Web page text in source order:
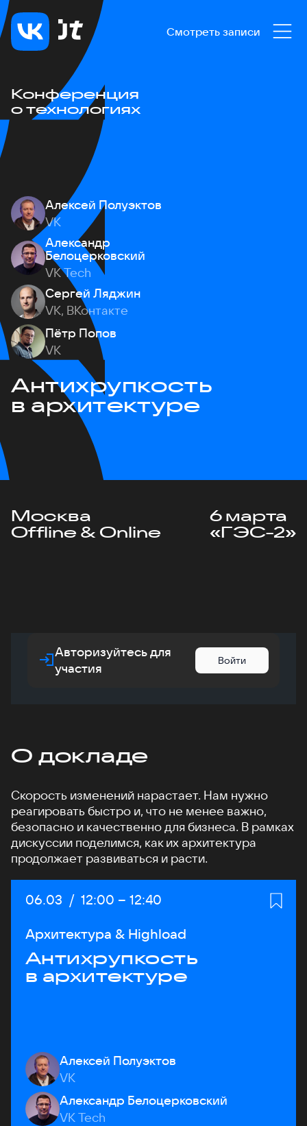
Смотреть записи
Конференция
о технологиях
Алексей Полуэктов
VK
Александр
Белоцерковский
VK Tech
Сергей Ляджин
VK, ВКонтакте
Пётр Попов
VK
Антихрупкость
в архитектуре
Москва
Offline & Online
6 марта
«ГЭС-2»
Авторизуйтесь для
участия
Войти
О докладе
Скорость изменений нарастает. Нам нужно
реагировать быстро и, что не менее важно,
безопасно и качественно для бизнеса. В рамках
дискуссии поделимся, как их архитектура
продолжает развиваться и расти.
Дата:
06.03 / Начало:
12:00 – Конец:
12:40
Архитектура & Highload
Антихрупкость
в архитектуре
Алексей Полуэктов
VK
Александр Белоцерковский
VK Tech